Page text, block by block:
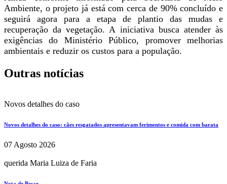
Ambiente, o projeto já está com cerca de 90% concluído e
seguirá agora para a etapa de plantio das mudas e
recuperação da vegetação. A iniciativa busca atender às
exigências do Ministério Público, promover melhorias
ambientais e reduzir os custos para a população.
Outras notícias
Novos detalhes do caso
Novos detalhes do caso: cães resgatados apresentavam ferimentos e comida com barata
07 Agosto 2026
querida Maria Luiza de Faria